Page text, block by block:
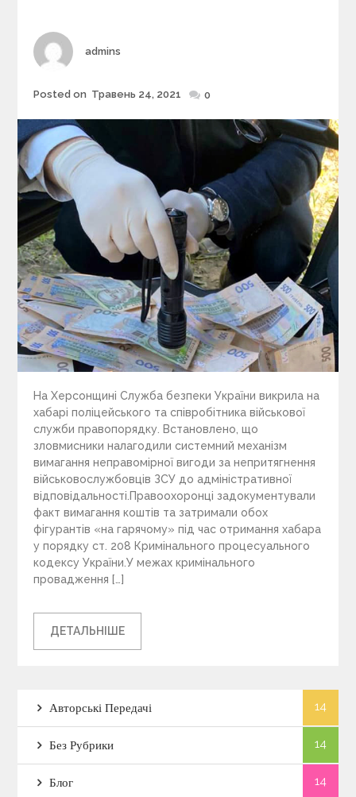
Author
admins
Posted
Posted on Травень 24, 2021 0
На Херсонщині Служба безпеки України викрила на
хабарі поліцейського та співробітника військової
служби правопорядку. Встановлено, що
зловмисники налагодили системний механізм
вимагання неправомірної вигоди за непритягнення
військовослужбовців ЗСУ до адміністративної
відповідальності.Правоохоронці задокументували
факт вимагання коштів та затримали обох
фігурантів «на гарячому» під час отримання хабара
у порядку ст. 208 Кримінального процесуального
кодексу України.У межах кримінального
провадження […]
ДЕТАЛЬНІШЕ
Авторські Передачі 14
Без Рубрики 14
Блог 14